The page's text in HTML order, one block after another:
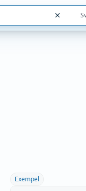
Exempel